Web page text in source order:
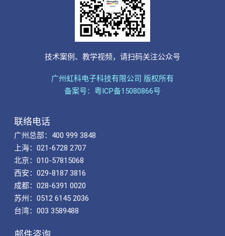
技术案例、教学视频，请扫码关注公众号
广州虹科电子科技有限公司 版权所有
备案号：粤ICP备15080866号
联络电话
广州总部：400 999 3848
上海：021-6728 2707
北京：010-57815068
西安：029-8187 3816
成都：028-6391 0020
苏州：0512 6145 2036
台湾：003 3589488